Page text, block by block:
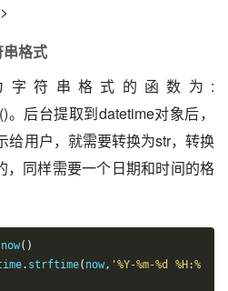
格式
字符串格式的函数为:
。后台提取到datetime对象后，
给用户，就需要转换为str，转换
，同样需要一个日期和时间的格
now()
. strftime( now, '%Y-%m-%d %H:%